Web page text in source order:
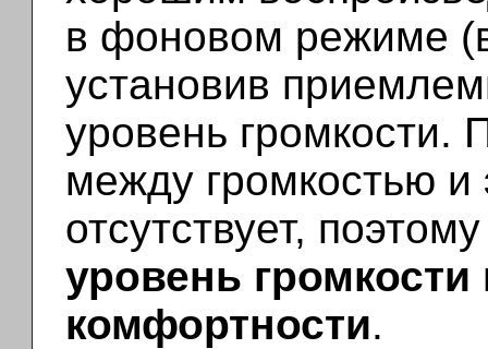
в фоновом режиме
установив
уровень громкости.
между громкостью
отсутствует,
уровень громкости
комфортности.